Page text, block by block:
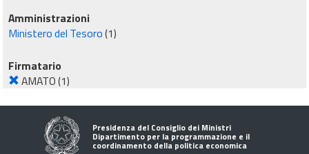
Amministrazioni
Ministero del Tesoro(1)
Firmatario
AMATO(1)
Presidenza del Consiglio dei Ministri
Dipartimento per la programmazione e il
coordinamento della politica economica